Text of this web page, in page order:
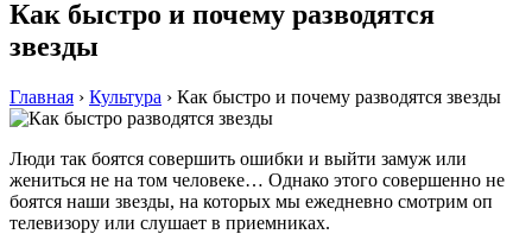
Как быстро и почему разводятся
звезды
Главная › Культура › Как быстро и почему разводятся звезды
Люди так боятся совершить ошибки и выйти замуж или
жениться не на том человеке… Однако этого совершенно не
боятся наши звезды, на которых мы ежедневно смотрим оп
телевизору или слушает в приемниках.